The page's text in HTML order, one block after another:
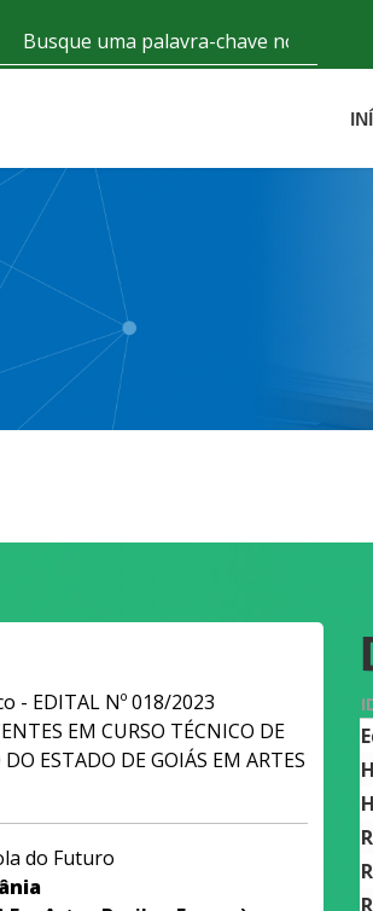
- EDITAL Nº 018/2023
EM CURSO TÉCNICO DE
ESTADO DE GOIÁS EM ARTES
do Futuro